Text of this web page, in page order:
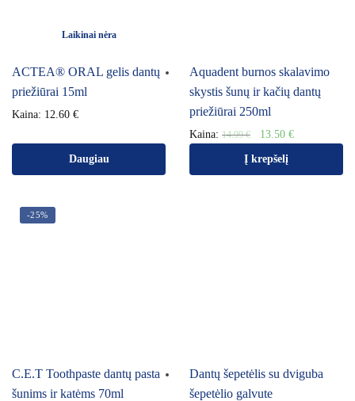
Laikinai nėra
ACTEA® ORAL gelis dantų
priežiūrai 15ml
Kaina: 12.60 €
Daugiau
Aquadent burnos skalavimo
skystis šunų ir kačių dantų
priežiūrai 250ml
Kaina: 14.99€ 13.50 €
Į krepšelį
-25%
C.E.T Toothpaste dantų pasta
šunims ir katėms 70ml
Dantų šepetėlis su dviguba
šepetėlio galvute